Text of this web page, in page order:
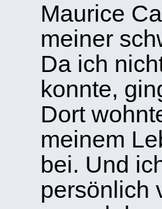
Maurice
meiner
Da ich
konnte,
Dort
meinem
bei. Und
persönlich